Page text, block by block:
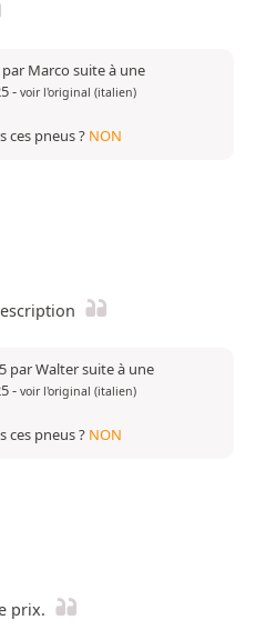
Marco suite à une
- voir l'original (italien)
ces pneus ? NON
par Walter suite à une
- voir l'original (italien)
ces pneus ? NON
prix.